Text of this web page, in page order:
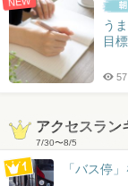
う
目
57
アクセスラン
7/30〜8/5
「バス停